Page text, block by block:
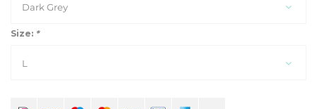
Dark Grey
Size: *
L